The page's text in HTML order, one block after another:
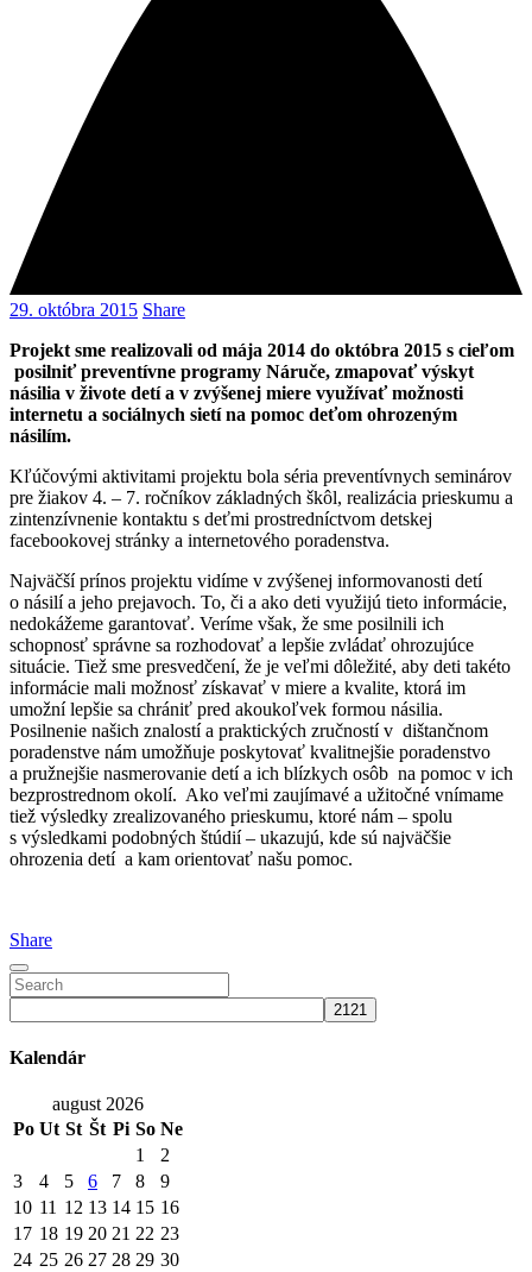
29. októbra 2015 Share
Projekt sme realizovali od mája 2014 do októbra 2015 s cieľom
posilniť preventívne programy Náruče, zmapovať výskyt
násilia v živote detí a v zvýšenej miere využívať možnosti
internetu a sociálnych sietí na pomoc deťom ohrozeným
násilím.
Kľúčovými aktivitami projektu bola séria preventívnych seminárov
pre žiakov 4. – 7. ročníkov základných škôl, realizácia prieskumu a
zintenzívnenie kontaktu s deťmi prostredníctvom detskej
facebookovej stránky a internetového poradenstva.
Najväčší prínos projektu vidíme v zvýšenej informovanosti detí
o násilí a jeho prejavoch. To, či a ako deti využijú tieto informácie,
nedokážeme garantovať. Veríme však, že sme posilnili ich
schopnosť správne sa rozhodovať a lepšie zvládať ohrozujúce
situácie. Tiež sme presvedčení, že je veľmi dôležité, aby deti takéto
informácie mali možnosť získavať v miere a kvalite, ktorá im
umožní lepšie sa chrániť pred akoukoľvek formou násilia.
Posilnenie našich znalostí a praktických zručností v dištančnom
poradenstve nám umožňuje poskytovať kvalitnejšie poradenstvo
a pružnejšie nasmerovanie detí a ich blízkych osôb na pomoc v ich
bezprostrednom okolí. Ako veľmi zaujímavé a užitočné vnímame
tiež výsledky zrealizovaného prieskumu, ktoré nám – spolu
s výsledkami podobných štúdií – ukazujú, kde sú najväčšie
ohrozenia detí a kam orientovať našu pomoc.
Share
Kalendár
august 2026
Po Ut St Št Pi So Ne
1
2
3
4 5 6 7 8
9
10 11 12 13 14 15 16
17 18 19 20 21 22 23
24 25 26 27 28 29 30